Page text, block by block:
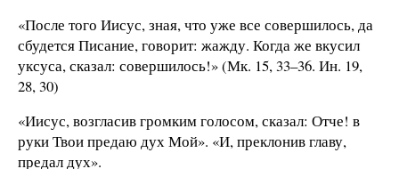
«После того Иисус, зная, что уже все совершилось, да
сбудется Писание, говорит: жажду. Когда же вкусил
уксуса, сказал: совершилось!» (Мк. 15, 33–36. Ин. 19,
28, 30)
«Иисус, возгласив громким голосом, сказал: Отче! в
руки Твои предаю дух Мой». «И, преклонив главу,
предал дух».